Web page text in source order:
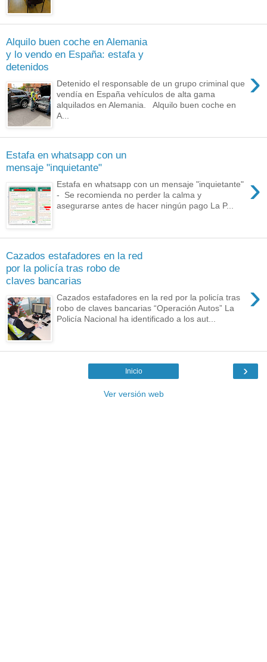
Alquilo buen coche en Alemania
y lo vendo en España: estafa y
detenidos
›
Detenido el responsable de un grupo criminal que
vendía en España vehículos de alta gama
alquilados en Alemania. Alquilo buen coche en
A...
Estafa en whatsapp con un
mensaje "inquietante"
›
Estafa en whatsapp con un mensaje "inquietante"
- Se recomienda no perder la calma y
asegurarse antes de hacer ningún pago La P...
Cazados estafadores en la red
por la policía tras robo de
claves bancarias
›
Cazados estafadores en la red por la policía tras
robo de claves bancarias “Operación Autos” La
Policía Nacional ha identificado a los aut...
›
Inicio
Ver versión web